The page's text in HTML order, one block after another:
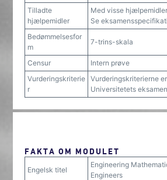
Tilladte
hjælpemidler
Med visse
Se
Bedømmelsesfor
m
7-trins-skala
Censur
Intern prøve
Vurderingskriterie
r
Vurderingskriterierne
Universitetets
FAKTA OM MODULET
Engelsk titel
Engineering
Engineers